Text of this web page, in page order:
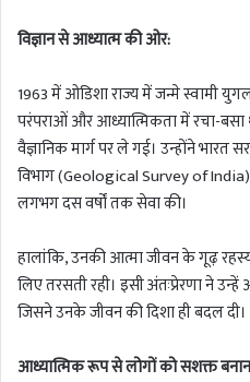
विज्ञान से आध्यात्म की ओर:
1963 में ओडिशा राज्य में जन्मे स्वामी
परंपराओं और आध्यात्मिकता में रचा-बसा
वैज्ञानिक मार्ग पर ले गई। उन्होंने भारत
विभाग (Geological Survey of
लगभग दस वर्षों तक सेवा की।
हालांकि, उनकी आत्मा जीवन के गूढ़
लिए तरसती रही। इसी अंतःप्रेरणा ने
जिसने उनके जीवन की दिशा ही बदल दी।
आध्यात्मिक रूप से लोगों को सशक्त